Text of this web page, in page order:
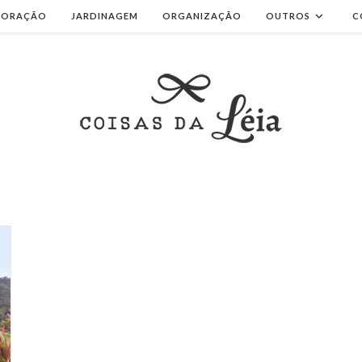
JARDINAGEM ORGANIZAÇÃO OUTROS